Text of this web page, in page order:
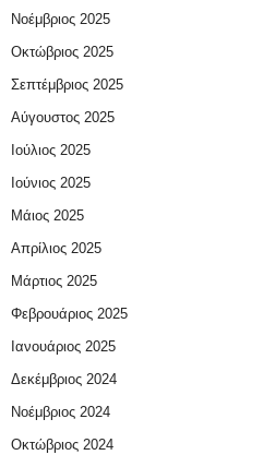
Νοέμβριος 2025
Οκτώβριος 2025
Σεπτέμβριος 2025
Αύγουστος 2025
Ιούλιος 2025
Ιούνιος 2025
Μάιος 2025
Απρίλιος 2025
Μάρτιος 2025
Φεβρουάριος 2025
Ιανουάριος 2025
Δεκέμβριος 2024
Νοέμβριος 2024
Οκτώβριος 2024